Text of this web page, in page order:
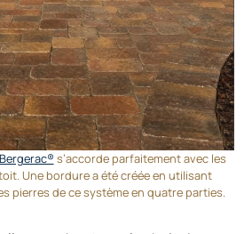
s’accorde parfaitement avec les
Une bordure a été créée en utilisant
pierres de ce système en quatre parties.